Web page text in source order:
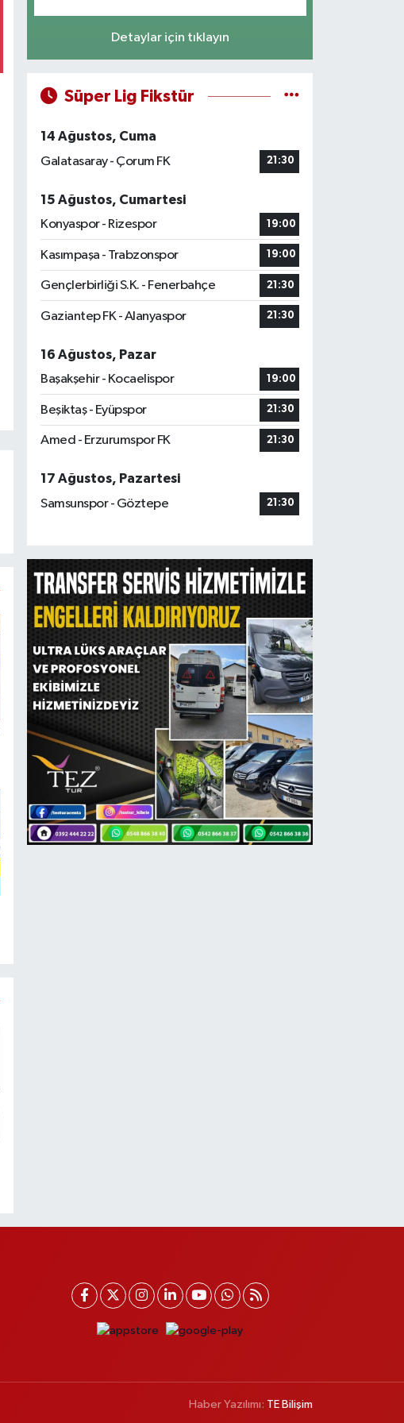
Detaylar için tıklayın
Süper Lig Fikstür
14 Ağustos, Cuma
Galatasaray - Çorum FK
21:30
15 Ağustos, Cumartesi
Konyaspor - Rizespor
19:00
Kasımpaşa - Trabzonspor 19:00
Gençlerbirliği S.K. - Fenerbahçe 21:30
Gaziantep FK - Alanyaspor 21:30
16 Ağustos, Pazar
Başakşehir - Kocaelispor
19:00
Beşiktaş - Eyüpspor 21:30
Amed - Erzurumspor FK 21:30
17 Ağustos, Pazartesi
Samsunspor - Göztepe
21:30
Haber Yazılımı: TE Bilişim